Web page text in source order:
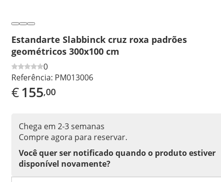
Estandarte Slabbinck cruz roxa padrões
geométricos 300x100 cm
0
Referência: PM013006
€155,00
Chega em 2-3 semanas
Compre agora para reservar.
Você quer ser notificado quando o produto estiver
disponível novamente?